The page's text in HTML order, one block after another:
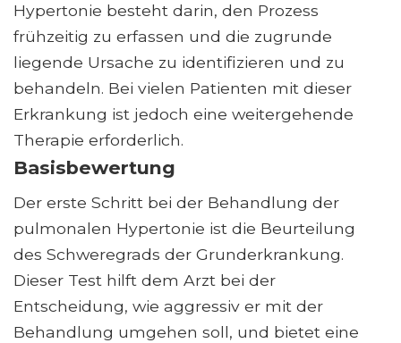
Hypertonie besteht darin, den Prozess
frühzeitig zu erfassen und die zugrunde
liegende Ursache zu identifizieren und zu
behandeln. Bei vielen Patienten mit dieser
Erkrankung ist jedoch eine weitergehende
Therapie erforderlich.
Basisbewertung
Der erste Schritt bei der Behandlung der
pulmonalen Hypertonie ist die Beurteilung
des Schweregrads der Grunderkrankung.
Dieser Test hilft dem Arzt bei der
Entscheidung, wie aggressiv er mit der
Behandlung umgehen soll, und bietet eine